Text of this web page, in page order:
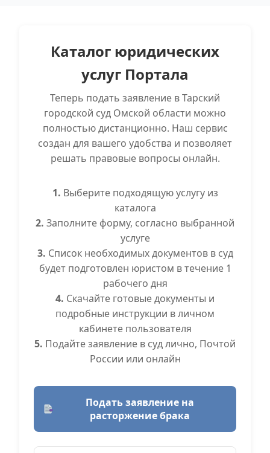
Каталог юридических
услуг Портала
Теперь подать заявление в Тарский
городской суд Омской области можно
полностью дистанционно. Наш сервис
создан для вашего удобства и позволяет
решать правовые вопросы онлайн.
1. Выберите подходящую услугу из
каталога
2. Заполните форму, согласно выбранной
услуге
3. Список необходимых документов в суд
будет подготовлен юристом в течение 1
рабочего дня
4. Скачайте готовые документы и
подробные инструкции в личном
кабинете пользователя
5. Подайте заявление в суд лично, Почтой
России или онлайн
Подать заявление на
расторжение брака